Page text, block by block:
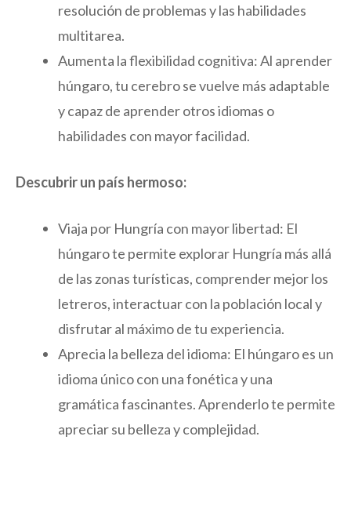
resolución de problemas y las habilidades
multitarea.
Aumenta la flexibilidad cognitiva: Al aprender
húngaro, tu cerebro se vuelve más adaptable
y capaz de aprender otros idiomas o
habilidades con mayor facilidad.
Descubrir un país hermoso:
Viaja por Hungría con mayor libertad: El
húngaro te permite explorar Hungría más allá
de las zonas turísticas, comprender mejor los
letreros, interactuar con la población local y
disfrutar al máximo de tu experiencia.
Aprecia la belleza del idioma: El húngaro es un
idioma único con una fonética y una
gramática fascinantes. Aprenderlo te permite
apreciar su belleza y complejidad.